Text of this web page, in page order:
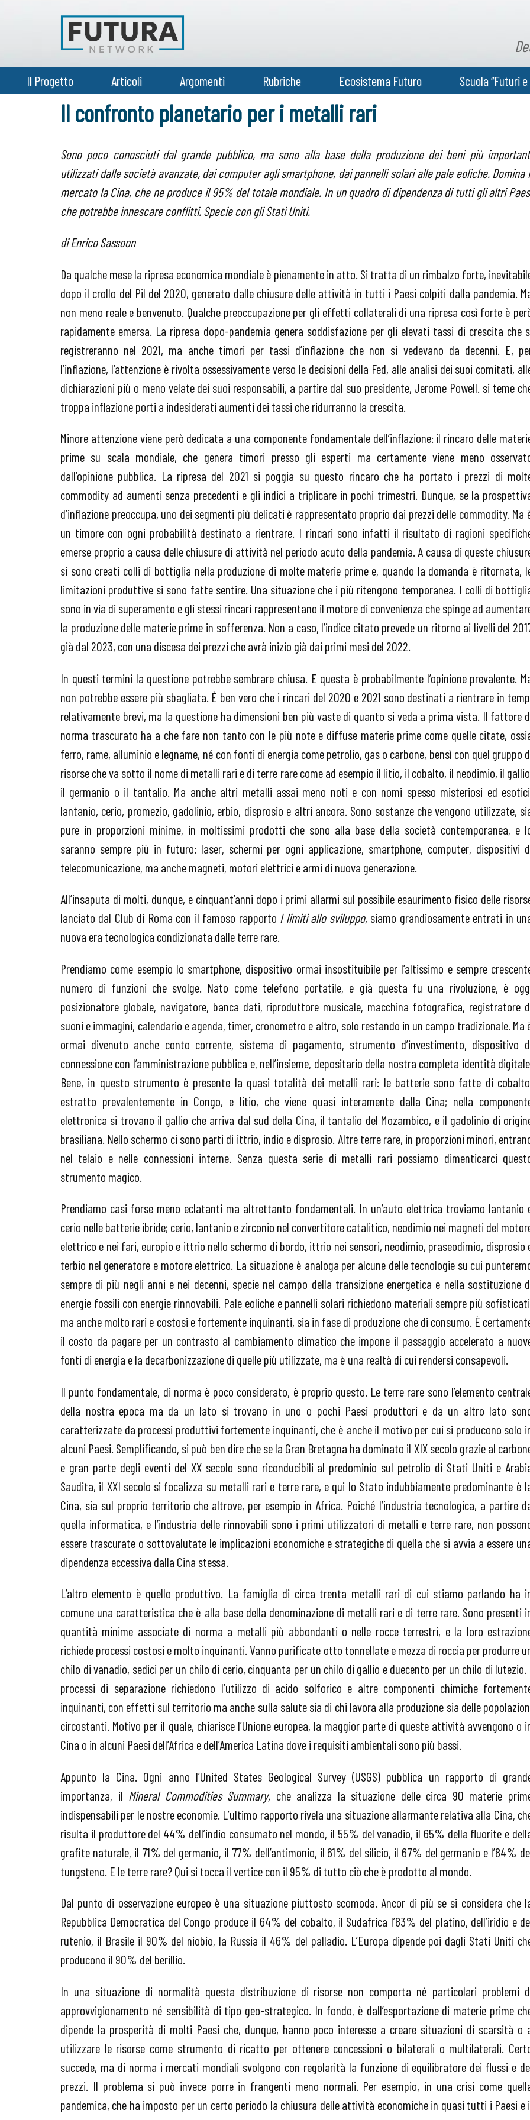
Il Progetto Articoli Argomenti Rubriche Ecosistema Futuro Scuola “Futuri
Il confronto planetario per i metalli rari
Sono poco conosciuti dal grande pubblico, ma sono alla base della produzione dei beni più
utilizzati dalle società avanzate, dai computer agli smartphone, dai pannelli solari alle pale eoliche. Domina
mercato la Cina, che ne produce il 95% del totale mondiale. In un quadro di dipendenza di tutti gli altri
che potrebbe innescare conflitti. Specie con gli Stati Uniti.
di Enrico Sassoon
Da qualche mese la ripresa economica mondiale è pienamente in atto. Si tratta di un rimbalzo forte,
dopo il crollo del Pil del 2020, generato dalle chiusure delle attività in tutti i Paesi colpiti dalla pandemia.
non meno reale e benvenuto. Qualche preoccupazione per gli effetti collaterali di una ripresa così forte è
rapidamente emersa. La ripresa dopo-pandemia genera soddisfazione per gli elevati tassi di crescita che
registreranno nel 2021, ma anche timori per tassi d’inflazione che non si vedevano da decenni. E,
l’inflazione, l’attenzione è rivolta ossessivamente verso le decisioni della Fed, alle analisi dei suoi comitati,
dichiarazioni più o meno velate dei suoi responsabili, a partire dal suo presidente, Jerome Powell. si teme
troppa inflazione porti a indesiderati aumenti dei tassi che ridurranno la crescita.
Minore attenzione viene però dedicata a una componente fondamentale dell’inflazione: il rincaro delle
prime su scala mondiale, che genera timori presso gli esperti ma certamente viene meno
dall’opinione pubblica. La ripresa del 2021 si poggia su questo rincaro che ha portato i prezzi di
commodity ad aumenti senza precedenti e gli indici a triplicare in pochi trimestri. Dunque, se la
d’inflazione preoccupa, uno dei segmenti più delicati è rappresentato proprio dai prezzi delle commodity. Ma
un timore con ogni probabilità destinato a rientrare. I rincari sono infatti il risultato di ragioni
emerse proprio a causa delle chiusure di attività nel periodo acuto della pandemia. A causa di queste
si sono creati colli di bottiglia nella produzione di molte materie prime e, quando la domanda è ritornata,
limitazioni produttive si sono fatte sentire. Una situazione che i più ritengono temporanea. I colli di
sono in via di superamento e gli stessi rincari rappresentano il motore di convenienza che spinge ad
la produzione delle materie prime in sofferenza. Non a caso, l’indice citato prevede un ritorno ai livelli del
già dal 2023, con una discesa dei prezzi che avrà inizio già dai primi mesi del 2022.
In questi termini la questione potrebbe sembrare chiusa. E questa è probabilmente l’opinione prevalente.
non potrebbe essere più sbagliata. È ben vero che i rincari del 2020 e 2021 sono destinati a rientrare in
relativamente brevi, ma la questione ha dimensioni ben più vaste di quanto si veda a prima vista. Il fattore
norma trascurato ha a che fare non tanto con le più note e diffuse materie prime come quelle citate,
ferro, rame, alluminio e legname, né con fonti di energia come petrolio, gas o carbone, bensì con quel gruppo
risorse che va sotto il nome di metalli rari e di terre rare come ad esempio il litio, il cobalto, il neodimio, il
il germanio o il tantalio. Ma anche altri metalli assai meno noti e con nomi spesso misteriosi ed
lantanio, cerio, promezio, gadolinio, erbio, disprosio e altri ancora. Sono sostanze che vengono utilizzate,
pure in proporzioni minime, in moltissimi prodotti che sono alla base della società contemporanea, e
saranno sempre più in futuro: laser, schermi per ogni applicazione, smartphone, computer, dispositivi
telecomunicazione, ma anche magneti, motori elettrici e armi di nuova generazione.
All’insaputa di molti, dunque, e cinquant’anni dopo i primi allarmi sul possibile esaurimento fisico delle
lanciato dal Club di Roma con il famoso rapporto I limiti allo sviluppo, siamo grandiosamente entrati in
nuova era tecnologica condizionata dalle terre rare.
Prendiamo come esempio lo smartphone, dispositivo ormai insostituibile per l’altissimo e sempre
numero di funzioni che svolge. Nato come telefono portatile, e già questa fu una rivoluzione, è
posizionatore globale, navigatore, banca dati, riproduttore musicale, macchina fotografica, registratore
suoni e immagini, calendario e agenda, timer, cronometro e altro, solo restando in un campo tradizionale. Ma
ormai divenuto anche conto corrente, sistema di pagamento, strumento d’investimento, dispositivo
connessione con l’amministrazione pubblica e, nell’insieme, depositario della nostra completa identità digitale.
Bene, in questo strumento è presente la quasi totalità dei metalli rari: le batterie sono fatte di
estratto prevalentemente in Congo, e litio, che viene quasi interamente dalla Cina; nella
elettronica si trovano il gallio che arriva dal sud della Cina, il tantalio del Mozambico, e il gadolinio di
brasiliana. Nello schermo ci sono parti di ittrio, indio e disprosio. Altre terre rare, in proporzioni minori,
nel telaio e nelle connessioni interne. Senza questa serie di metalli rari possiamo dimenticarci
strumento magico.
Prendiamo casi forse meno eclatanti ma altrettanto fondamentali. In un’auto elettrica troviamo lantanio
cerio nelle batterie ibride; cerio, lantanio e zirconio nel convertitore catalitico, neodimio nei magneti del
elettrico e nei fari, europio e ittrio nello schermo di bordo, ittrio nei sensori, neodimio, praseodimio, disprosio
terbio nel generatore e motore elettrico. La situazione è analoga per alcune delle tecnologie su cui
sempre di più negli anni e nei decenni, specie nel campo della transizione energetica e nella sostituzione
energie fossili con energie rinnovabili. Pale eoliche e pannelli solari richiedono materiali sempre più
ma anche molto rari e costosi e fortemente inquinanti, sia in fase di produzione che di consumo. È
il costo da pagare per un contrasto al cambiamento climatico che impone il passaggio accelerato a
fonti di energia e la decarbonizzazione di quelle più utilizzate, ma è una realtà di cui rendersi consapevoli.
Il punto fondamentale, di norma è poco considerato, è proprio questo. Le terre rare sono l’elemento
della nostra epoca ma da un lato si trovano in uno o pochi Paesi produttori e da un altro lato
caratterizzate da processi produttivi fortemente inquinanti, che è anche il motivo per cui si producono solo
alcuni Paesi. Semplificando, si può ben dire che se la Gran Bretagna ha dominato il XIX secolo grazie al
e gran parte degli eventi del XX secolo sono riconducibili al predominio sul petrolio di Stati Uniti e
Saudita, il XXI secolo si focalizza su metalli rari e terre rare, e qui lo Stato indubbiamente predominante è
Cina, sia sul proprio territorio che altrove, per esempio in Africa. Poiché l’industria tecnologica, a partire
quella informatica, e l’industria delle rinnovabili sono i primi utilizzatori di metalli e terre rare, non
essere trascurate o sottovalutate le implicazioni economiche e strategiche di quella che si avvia a essere
dipendenza eccessiva dalla Cina stessa.
L’altro elemento è quello produttivo. La famiglia di circa trenta metalli rari di cui stiamo parlando ha
comune una caratteristica che è alla base della denominazione di metalli rari e di terre rare. Sono presenti
quantità minime associate di norma a metalli più abbondanti o nelle rocce terrestri, e la loro
richiede processi costosi e molto inquinanti. Vanno purificate otto tonnellate e mezza di roccia per produrre
chilo di vanadio, sedici per un chilo di cerio, cinquanta per un chilo di gallio e duecento per un chilo di lutezio.
processi di separazione richiedono l’utilizzo di acido solforico e altre componenti chimiche
inquinanti, con effetti sul territorio ma anche sulla salute sia di chi lavora alla produzione sia delle
circostanti. Motivo per il quale, chiarisce l’Unione europea, la maggior parte di queste attività avvengono o
Cina o in alcuni Paesi dell’Africa e dell’America Latina dove i requisiti ambientali sono più bassi.
Appunto la Cina. Ogni anno l’United States Geological Survey (USGS) pubblica un rapporto di
importanza, il Mineral Commodities Summary, che analizza la situazione delle circa 90 materie
indispensabili per le nostre economie. L’ultimo rapporto rivela una situazione allarmante relativa alla Cina,
risulta il produttore del 44% dell’indio consumato nel mondo, il 55% del vanadio, il 65% della fluorite e
grafite naturale, il 71% del germanio, il 77% dell’antimonio, il 61% del silicio, il 67% del germanio e l’84%
tungsteno. E le terre rare? Qui si tocca il vertice con il 95% di tutto ciò che è prodotto al mondo.
Dal punto di osservazione europeo è una situazione piuttosto scomoda. Ancor di più se si considera che
Repubblica Democratica del Congo produce il 64% del cobalto, il Sudafrica l’83% del platino, dell’iridio e
rutenio, il Brasile il 90% del niobio, la Russia il 46% del palladio. L’Europa dipende poi dagli Stati Uniti
producono il 90% del berillio.
In una situazione di normalità questa distribuzione di risorse non comporta né particolari problemi
approvvigionamento né sensibilità di tipo geo-strategico. In fondo, è dall’esportazione di materie prime
dipende la prosperità di molti Paesi che, dunque, hanno poco interesse a creare situazioni di scarsità o
utilizzare le risorse come strumento di ricatto per ottenere concessioni o bilaterali o multilaterali.
succede, ma di norma i mercati mondiali svolgono con regolarità la funzione di equilibratore dei flussi e
prezzi. Il problema si può invece porre in frangenti meno normali. Per esempio, in una crisi come
pandemica, che ha imposto per un certo periodo la chiusura delle attività economiche in quasi tutti i Paesi e